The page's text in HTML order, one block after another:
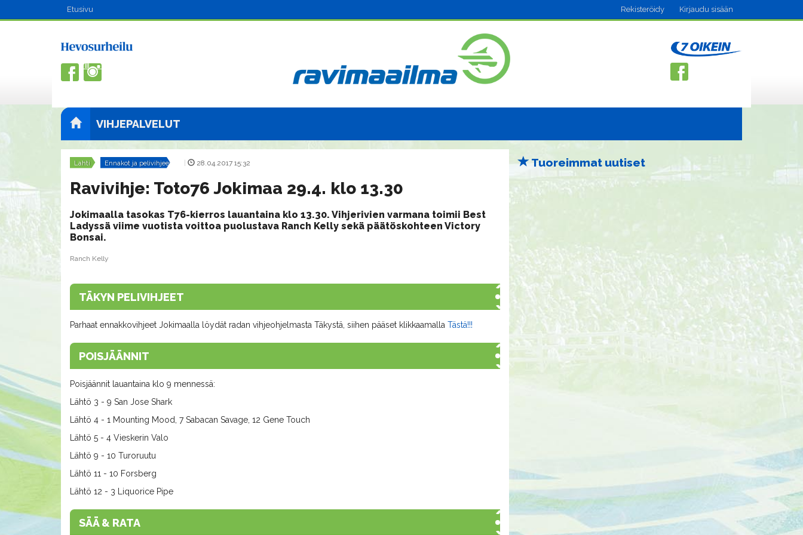
Etusivu Rekisteröidy Kirjaudu sisään
VIHJEPALVELUT
Lahti Ennakot ja pelivihjeet 28.04.2017 15:32
Ravivihje: Toto76 Jokimaa 29.4. klo 13.30
Jokimaalla tasokas T76-kierros lauantaina klo 13.30. Vihjerivien varmana toimii Best
Ladyssä viime vuotista voittoa puolustava Ranch Kelly sekä päätöskohteen Victory
Bonsai.
Ranch Kelly
TÄKYN PELIVIHJEET
Parhaat ennakkovihjeet Jokimaalla löydät radan vihjeohjelmasta Täkystä, siihen pääset klikkaamalla Tästä!!!
POISJÄÄNNIT
Poisjäännit lauantaina klo 9 mennessä:
Lähtö 3 - 9 San Jose Shark
Lähtö 4 - 1 Mounting Mood, 7 Sabacan Savage, 12 Gene Touch
Lähtö 5 - 4 Vieskerin Valo
Lähtö 9 - 10 Turoruutu
Lähtö 11 - 10 Forsberg
Lähtö 12 - 3 Liquorice Pipe
SÄÄ & RATA
Tuoreimmat uutiset